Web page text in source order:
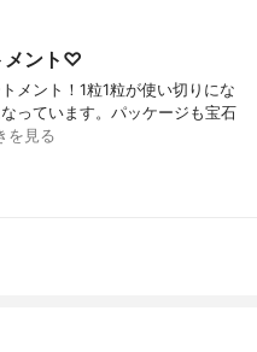
メント♡
メント！1粒1粒が使い切りにな
っています。パッケージも宝石
を見る